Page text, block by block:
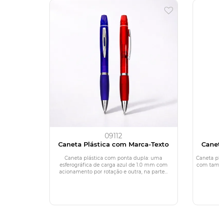
09112
Caneta Plástica com Marca-Texto
Caneta plástica com ponta dupla: uma
esferográfica de carga azul de 1.0 mm com
acionamento por rotação e outra, na parte...
Caneta
com